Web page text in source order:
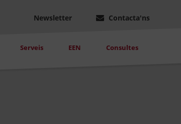
Newsletter Contacta'ns
Serveis EEN Consultes